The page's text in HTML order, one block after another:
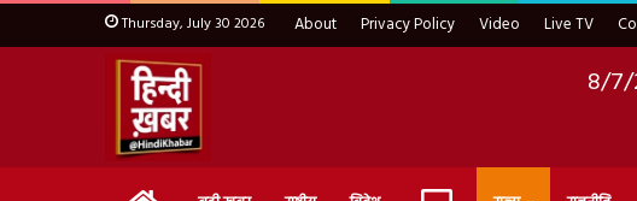
Thursday, July 30 2026 About Privacy Policy Video Live TV
8/7/